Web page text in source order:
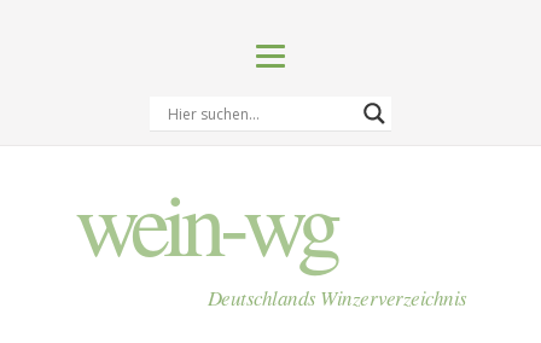
wein-wg
Deutschlands Winzerverzeichnis